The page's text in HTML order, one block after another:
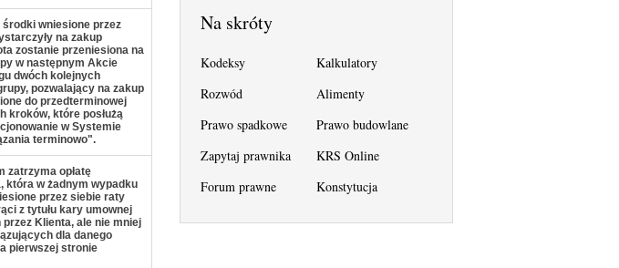
wniesione przez
na zakup
zostanie przeniesiona na
w następnym Akcie
dwóch kolejnych
pozwalający na zakup
do przedterminowej
kroków, które posłużą
w Systemie
terminowo".
zatrzyma opłatę
która w żadnym wypadku
przez siebie raty
z tytułu kary umownej
Klienta, ale nie mniej
dla danego
pierwszej stronie
Na skróty
Kodeksy
Kalkulatory
Rozwód
Alimenty
Prawo spadkowe
Prawo budowlane
Zapytaj prawnika
KRS Online
Forum prawne
Konstytucja